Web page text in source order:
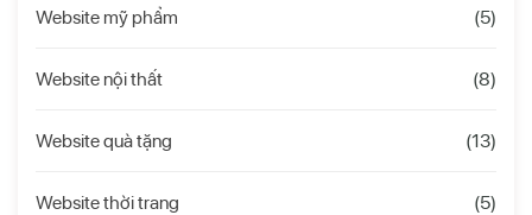
Website mỹ phẩm (5)
Website nội thất (8)
Website quà tặng (13)
Website thời trang (5)